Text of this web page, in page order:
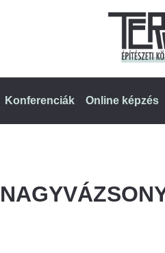
Konferenciák Online képzés